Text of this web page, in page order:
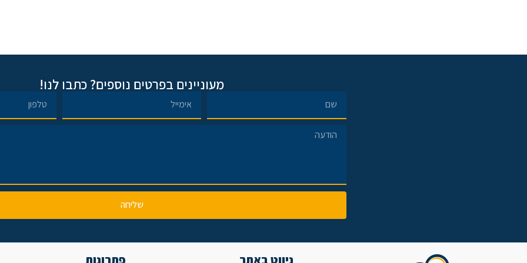
מעוניינים בפרטים נוספים? כתבו לנו!
שליחה
ניווט באתר פתרונות